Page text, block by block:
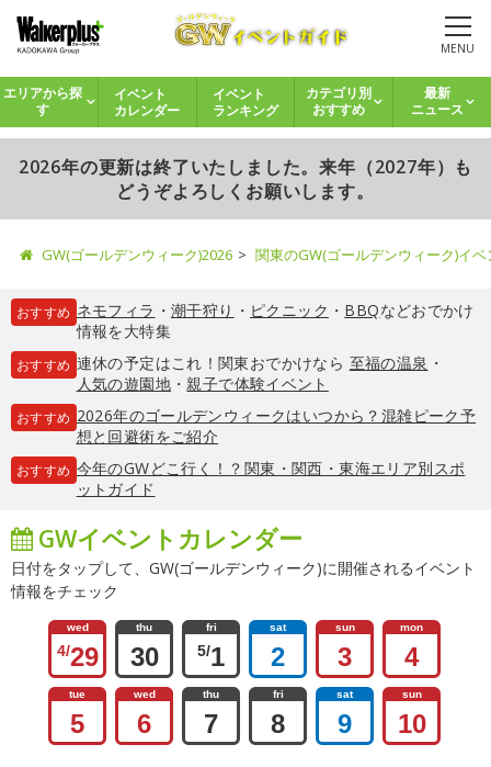
MENU
エリアから探
す
イベント
カレンダー
イベント
ランキング
カテゴリ別
おすすめ
最新
ニュース
2026年の更新は終了いたしました。来年（2027年）も
どうぞよろしくお願いします。
GW(ゴールデンウィーク)2026 関東のGW(ゴールデンウィーク)イ
おすすめ ネモフィラ ・ 潮干狩り ・ ピクニック ・ BBQなどおでかけ
情報を大特集
おすすめ 連休の予定はこれ！関東おでかけなら 至福の温泉 ・
人気の遊園地・親子で体験イベント
おすすめ 2026年のゴールデンウィークはいつから？混雑ピーク予
想と回避術をご紹介
おすすめ 今年のGWどこ行く！？関東・関西・東海エリア別スポ
ットガイド
GWイベントカレンダー
日付をタップして、GW(ゴールデンウィーク)に開催されるイベント
情報をチェック
wed
4/29
thu
30
fri
5/1
sat
2
sun
3
mon
4
tue
5
wed
6
thu
7
fri
8
sat
9
sun
10